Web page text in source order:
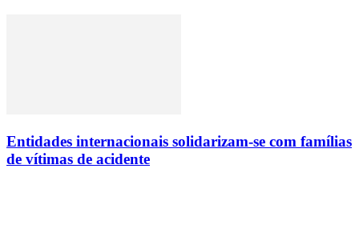
Entidades internacionais solidarizam-se com famílias
de vítimas de acidente